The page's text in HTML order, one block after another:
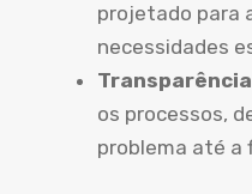
projetado para
necessidades
os processos,
problema até a